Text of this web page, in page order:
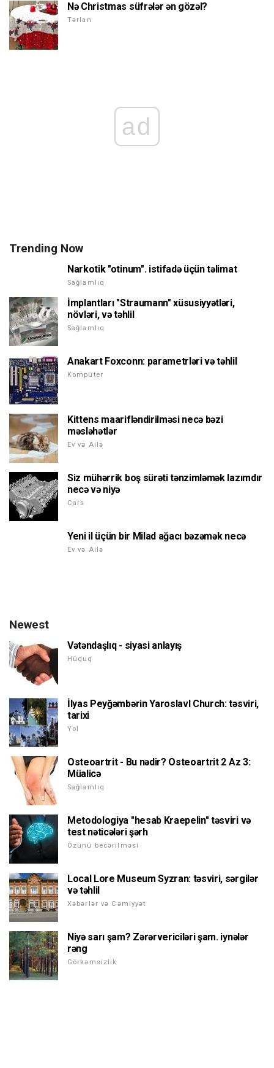
Nə Christmas süfrələr ən gözəl?
Tərlan
ad
Trending Now
Narkotik "otinum". istifadə üçün təlimat
Sağlamlıq
İmplantları "Straumann" xüsusiyyətləri,
növləri, və təhlil
Sağlamlıq
Anakart Foxconn: parametrləri və təhlil
Kompüter
Kittens maarifləndirilməsi necə bəzi
məsləhətlər
Ev və Ailə
Siz mühərrik boş sürəti tənzimləmək lazımdır
necə və niyə
Cars
Yeni il üçün bir Milad ağacı bəzəmək necə
Ev və Ailə
Newest
Vətəndaşlıq - siyasi anlayış
Hüquq
İlyas Peyğəmbərin Yaroslavl Church: təsviri,
tarixi
Yol
Osteoartrit - Bu nədir? Osteoartrit 2 Az 3:
Müalicə
Sağlamlıq
Metodologiya "hesab Kraepelin" təsviri və
test nəticələri şərh
Özünü becərilməsi
Local Lore Museum Syzran: təsviri, sərgilər
və təhlil
Xəbərlər və Cəmiyyət
Niyə sarı şam? Zərərvericiləri şam. iynələr
rəng
Görkəmsizlik